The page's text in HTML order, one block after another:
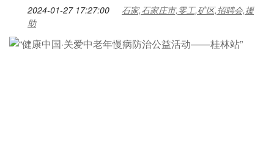
2024-01-27 17:27:00
石家,石家庄市,零工,矿区,招聘会,援
助